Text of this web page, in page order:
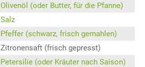
Olivenöl (oder Butter, für die Pfanne)
Salz
Pfeffer (schwarz, frisch gemahlen)
Zitronensaft (frisch gepresst)
Petersilie (oder Kräuter nach Saison)